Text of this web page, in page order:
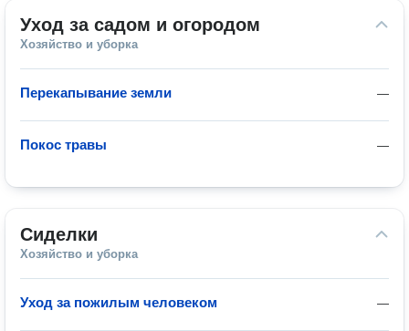
Уход за садом и огородом
Хозяйство и уборка
—
Перекапывание земли
—
Покос травы
Сиделки
Хозяйство и уборка
—
Уход за пожилым человеком